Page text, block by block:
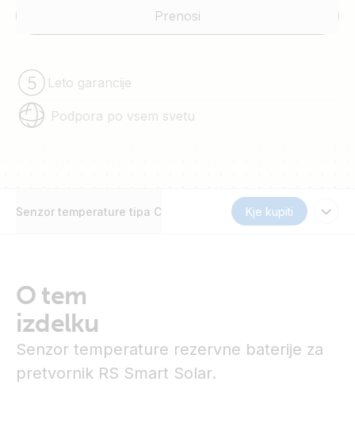
Prenosi
Leto garancije
Podpora po vsem svetu
Senzor temperature tipa C Kje kupiti
O tem
izdelku
Senzor temperature rezervne baterije za
pretvornik RS Smart Solar.